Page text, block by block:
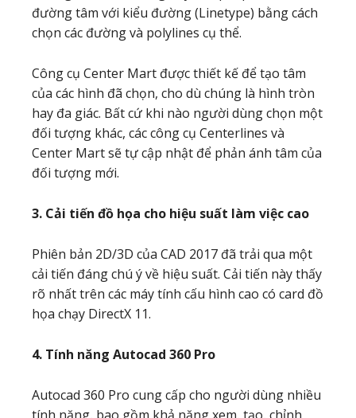
đường tâm với kiểu đường (Linetype) bằng cách
chọn các đường và polylines cụ thể.
Công cụ Center Mart được thiết kế để tạo tâm
của các hình đã chọn, cho dù chúng là hình tròn
hay đa giác. Bất cứ khi nào người dùng chọn một
đối tượng khác, các công cụ Centerlines và
Center Mart sẽ tự cập nhật để phản ánh tâm của
đối tượng mới.
3. Cải tiến đồ họa cho hiệu suất làm việc cao
Phiên bản 2D/3D của CAD 2017 đã trải qua một
cải tiến đáng chú ý về hiệu suất. Cải tiến này thấy
rõ nhất trên các máy tính cấu hình cao có card đồ
họa chạy DirectX 11.
4. Tính năng Autocad 360 Pro
Autocad 360 Pro cung cấp cho người dùng nhiều